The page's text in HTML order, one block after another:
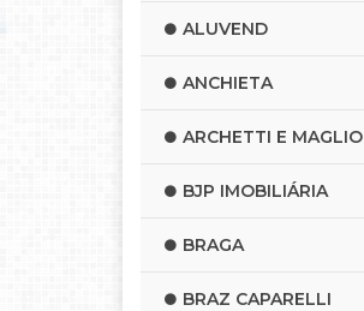
ALUVEND
ANCHIETA
ARCHETTI E MAGLIO
BJP IMOBILIÁRIA
BRAGA
BRAZ CAPARELLI